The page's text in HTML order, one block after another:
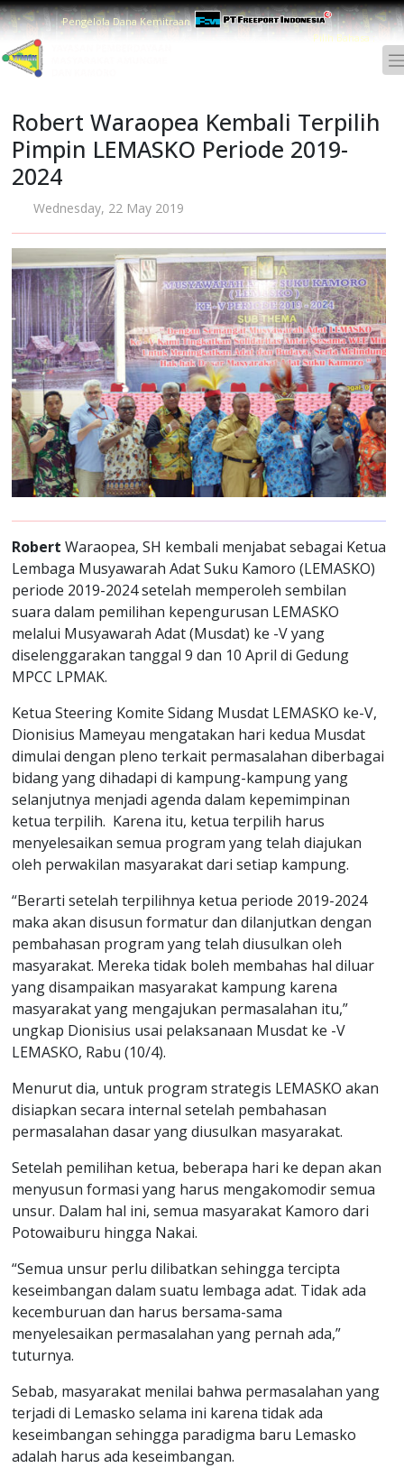
Pengelola Dana Kemitraan
Pilih Bahasa :
Robert Waraopea Kembali Terpilih
Pimpin LEMASKO Periode 2019-
2024
Wednesday, 22 May 2019
RobertWaraopea, SH kembali menjabat sebagai Ketua
Lembaga Musyawarah Adat Suku Kamoro (LEMASKO)
periode 2019-2024 setelah memperoleh sembilan
suara dalam pemilihan kepengurusan LEMASKO
melalui Musyawarah Adat (Musdat) ke -V yang
diselenggarakan tanggal 9 dan 10 April di Gedung
MPCC LPMAK.
Ketua Steering Komite Sidang Musdat LEMASKO ke-V,
Dionisius Mameyau mengatakan hari kedua Musdat
dimulai dengan pleno terkait permasalahan diberbagai
bidang yang dihadapi di kampung-kampung yang
selanjutnya menjadi agenda dalam kepemimpinan
ketua terpilih. Karena itu, ketua terpilih harus
menyelesaikan semua program yang telah diajukan
oleh perwakilan masyarakat dari setiap kampung.
“Berarti setelah terpilihnya ketua periode 2019-2024
maka akan disusun formatur dan dilanjutkan dengan
pembahasan program yang telah diusulkan oleh
masyarakat. Mereka tidak boleh membahas hal diluar
yang disampaikan masyarakat kampung karena
masyarakat yang mengajukan permasalahan itu,”
ungkap Dionisius usai pelaksanaan Musdat ke -V
LEMASKO, Rabu (10/4).
Menurut dia, untuk program strategis LEMASKO akan
disiapkan secara internal setelah pembahasan
permasalahan dasar yang diusulkan masyarakat.
Setelah pemilihan ketua, beberapa hari ke depan akan
menyusun formasi yang harus mengakomodir semua
unsur. Dalam hal ini, semua masyarakat Kamoro dari
Potowaiburu hingga Nakai.
“Semua unsur perlu dilibatkan sehingga tercipta
keseimbangan dalam suatu lembaga adat. Tidak ada
kecemburuan dan harus bersama-sama
menyelesaikan permasalahan yang pernah ada,”
tuturnya.
Sebab, masyarakat menilai bahwa permasalahan yang
terjadi di Lemasko selama ini karena tidak ada
keseimbangan sehingga paradigma baru Lemasko
adalah harus ada keseimbangan.